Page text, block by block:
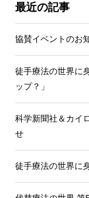
最近の記事
協賛イベントのお
徒手療法の世界に
ップ？」
科学新聞社＆カイ
せ
徒手療法の世界に